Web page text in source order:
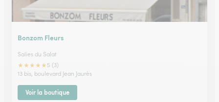
Bonzom Fleurs
Salies du Salat
★★★★★ 5 (3)
13 bis, boulevard Jean Jaurès
Voir la boutique